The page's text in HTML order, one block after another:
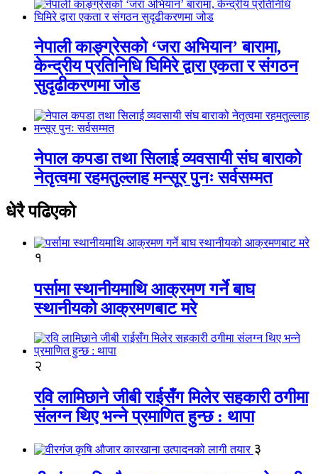
नेपाली काङ्ग्रेसको ‘जरा अभियान’ बारामा,
केन्द्रीय प्रतिनिधि घिमिरे द्वारा एकता र संगठन
सुदृढीकरणमा जोड
नेपाल कपडा तथा सिलाई व्यवसायी संघ बाराको
नेतृत्वमा रहमतुल्लाह मन्सूर पुनः सर्वसम्मत
धेरै पढिएको
१
पर्सामा स्थानीयमाथि आक्रमण गर्ने बाघ
स्थानीयको आक्रमणबाट मरे
२
रवि लामिछाने जीबी राईसँग मिलेर सहकारी ठगीमा
संलग्न थिए भन्ने प्रमाणित हुन्छ : थापा
३